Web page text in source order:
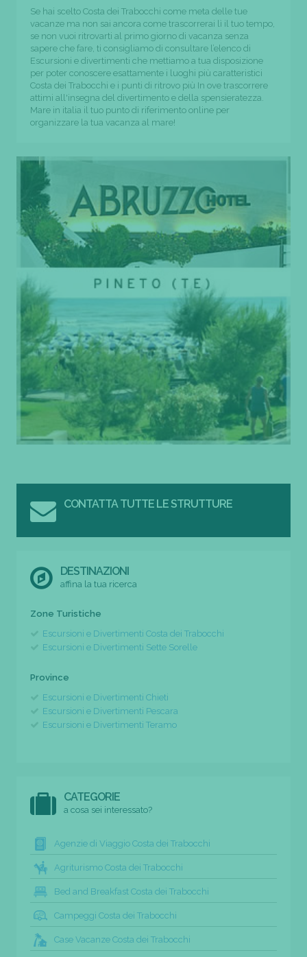
Se hai scelto Costa dei Trabocchi come meta delle tue
vacanze ma non sai ancora come trascorrerai lì il tuo tempo,
se non vuoi ritrovarti al primo giorno di vacanza senza
sapere che fare, ti consigliamo di consultare l’elenco di
Escursioni e divertimenti che mettiamo a tua disposizione
per poter conoscere esattamente i luoghi più caratteristici
Costa dei Trabocchi e i punti di ritrovo più In ove trascorrere
attimi all'insegna del divertimento e della spensieratezza.
Mare in italia il tuo punto di riferimento online per
organizzare la tua vacanza al mare!
CONTATTA TUTTE LE STRUTTURE
DESTINAZIONI
affina la tua ricerca
Zone Turistiche
Escursioni e Divertimenti Costa dei Trabocchi
Escursioni e Divertimenti Sette Sorelle
Province
Escursioni e Divertimenti Chieti
Escursioni e Divertimenti Pescara
Escursioni e Divertimenti Teramo
CATEGORIE
a cosa sei interessato?
Agenzie di Viaggio Costa dei Trabocchi
Agriturismo Costa dei Trabocchi
Bed and Breakfast Costa dei Trabocchi
Campeggi Costa dei Trabocchi
Case Vacanze Costa dei Trabocchi